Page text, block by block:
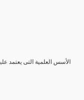
الأسس العلمية التى يعتمد